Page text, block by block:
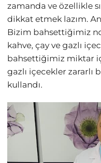
zamanda ve özellikle
dikkat etmek lazım.
Bizim bahsettiğimiz
kahve, çay ve gazlı
bahsettiğimiz miktar
gazlı içecekler zararlı
kullandı.